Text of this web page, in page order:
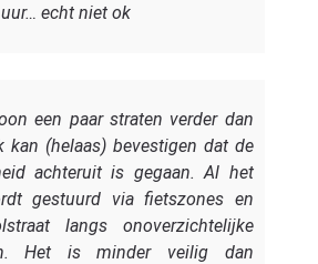
echt niet ok
een paar straten verder dan
kan (helaas) bevestigen dat de
achteruit is gegaan. Al het
gestuurd via fietszones en
langs onoverzichtelijke
Het is minder veilig dan